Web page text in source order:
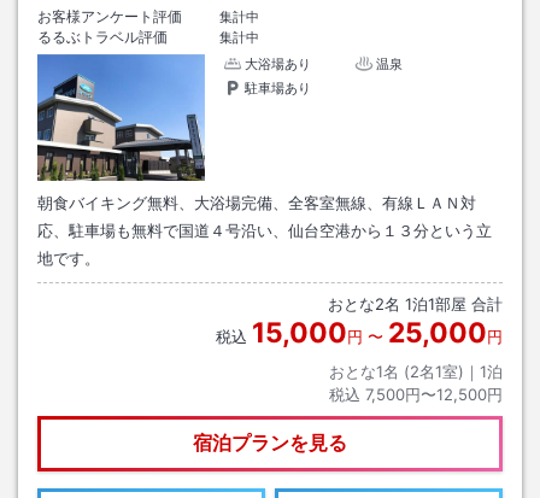
お客様アンケート評価
集計中
るるぶトラベル評価
集計中
大浴場あり
温泉
駐車場あり
朝食バイキング無料、大浴場完備、全客室無線、有線ＬＡＮ対
応、駐車場も無料で国道４号沿い、仙台空港から１３分という立
地です。
おとな2名 1泊1部屋 合計
税込 15,000円 〜 25,000円
おとな1名 (2名1室)｜ 1泊
税込 7,500円〜12,500円
宿泊プランを見る